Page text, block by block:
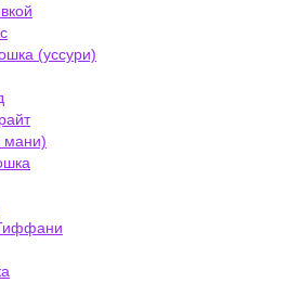
(уссури)
мани)